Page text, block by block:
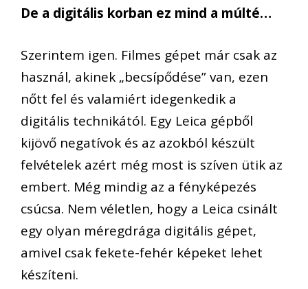
De a digitális korban ez mind a múlté…
Szerintem igen. Filmes gépet már csak az
használ, akinek „becsípődése” van, ezen
nőtt fel és valamiért idegenkedik a
digitális technikától. Egy Leica gépből
kijövő negatívok és az azokból készült
felvételek azért még most is szíven ütik az
embert. Még mindig az a fényképezés
csúcsa. Nem véletlen, hogy a Leica csinált
egy olyan méregdrága digitális gépet,
amivel csak fekete-fehér képeket lehet
készíteni.